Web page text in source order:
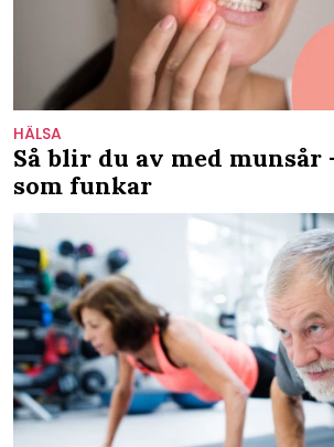
HÄLSA
Så blir du av med munsår
som funkar